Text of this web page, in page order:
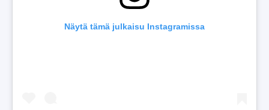
Näytä tämä julkaisu Instagramissa